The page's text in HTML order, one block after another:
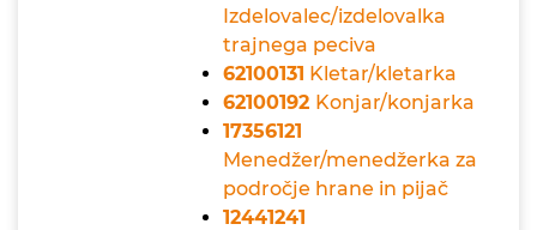
Izdelovalec/izdelovalka
trajnega peciva
62100131 Kletar/kletarka
62100192 Konjar/konjarka
17356121
Menedžer/menedžerka za
področje hrane in pijač
12441241